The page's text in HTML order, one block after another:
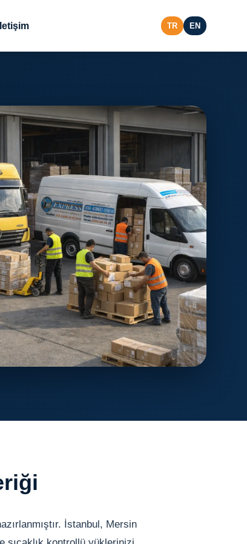
İletişim TR EN
İstanbul, Mersin